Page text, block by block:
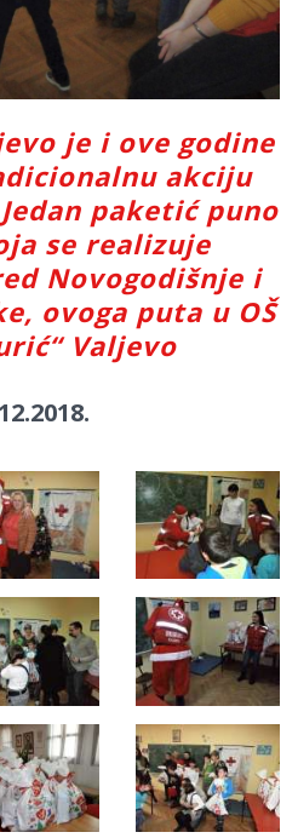
je i ove godine
akciju
paketić puno
se realizuje
Novogodišnje i
ovoga puta u OŠ
Valjevo